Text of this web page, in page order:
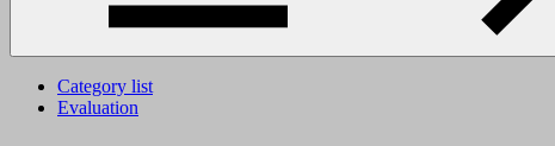
Category list
Evaluation